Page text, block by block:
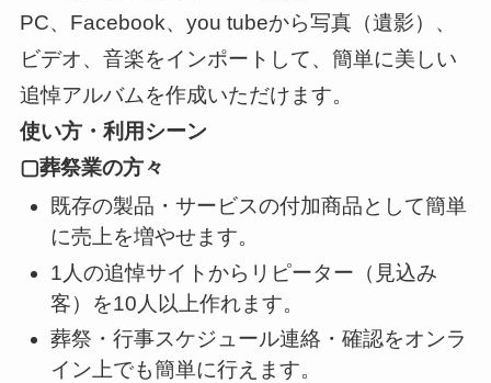
PC、Facebook、you tubeから写真（遺影）、
ビデオ、音楽をインポートして、簡単に美しい
追悼アルバムを作成いただけます。
使い方・利用シーン
▢葬祭業の方々
既存の製品・サービスの付加商品として簡単
に売上を増やせます。
1人の追悼サイトからリピーター（見込み
客）を10人以上作れます。
葬祭・行事スケジュール連絡・確認をオンラ
イン上でも簡単に行えます。